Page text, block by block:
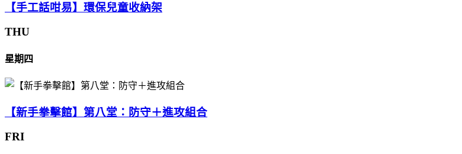
【手工話咁易】環保兒童收納架
THU
星期四
【新手拳擊館】第八堂：防守＋進攻組合
FRI